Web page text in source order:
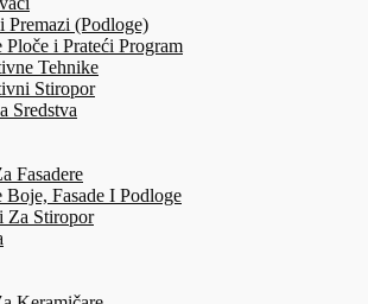
Premazi (Podloge)
Ploče i Prateći Program
Tehnike
Stiropor
Sredstva
Fasadere
Boje, Fasade I Podloge
Za Stiropor